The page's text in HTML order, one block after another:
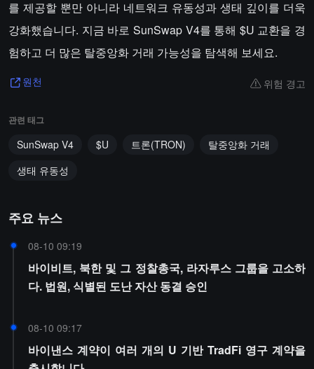
를 제공할 뿐만 아니라 네트워크 유동성과 생태 깊이를 더욱
강화했습니다. 지금 바로 SunSwap V4를 통해 $U 교환을 경
험하고 더 많은 탈중앙화 거래 가능성을 탐색해 보세요.
원천 위험 경고
관련 태그
SunSwap V4 $U 트론(TRON)
탈중앙화 거래
생태 유동성
주요 뉴스
08-10 09:19
바이비트, 북한 및 그 정찰총국, 라자루스 그룹을 고소하
다. 법원, 식별된 도난 자산 동결 승인
08-10 09:17
바이낸스 계약이 여러 개의 U 기반 TradFi 영구 계약을